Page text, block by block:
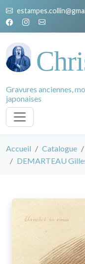
Gravures anciennes,
japonaises
Accueil Catalogue
DEMARTEAU